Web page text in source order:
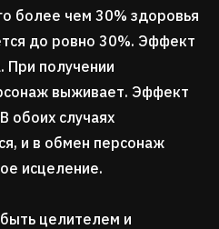
более чем 30% здоровья
до ровно 30%. Эффект
При получении
выживает. Эффект
обоих случаях
и в обмен персонаж
исцеление.
целителем и